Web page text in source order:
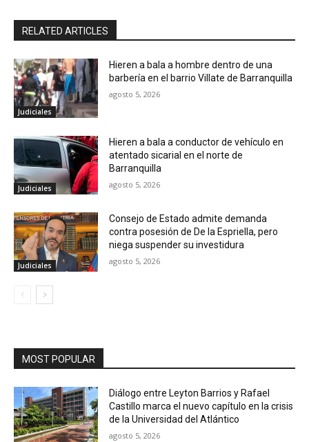
RELATED ARTICLES
Judiciales
Hieren a bala a hombre dentro de una
barbería en el barrio Villate de Barranquilla
agosto 5, 2026
Judiciales
Hieren a bala a conductor de vehículo en
atentado sicarial en el norte de
Barranquilla
agosto 5, 2026
Judiciales
Consejo de Estado admite demanda
contra posesión de De la Espriella, pero
niega suspender su investidura
agosto 5, 2026
MOST POPULAR
Diálogo entre Leyton Barrios y Rafael
Castillo marca el nuevo capítulo en la crisis
de la Universidad del Atlántico
agosto 5, 2026